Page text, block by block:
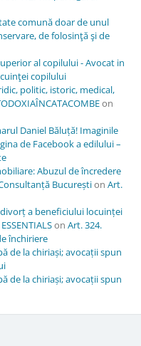
comună doar de unul
de folosinţă şi de
al copilului - Avocat in
copilului
politic, istoric, medical,
on
Daniel Băluță! Imaginile
de Facebook a edilului –
Abuzul de încredere
Bucureștion Art.
a beneficiului locuinței
on Art. 324.
închiriere
de la chiriași; avocații spun
de la chiriași; avocații spun